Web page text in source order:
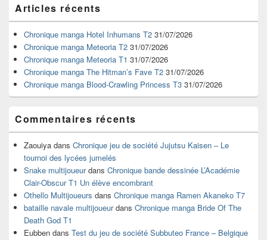
principale
de
widget
pour
barre
latérale
Articles récents
Chronique manga Hotel Inhumans T2 31/07/2026
Chronique manga Meteoria T2 31/07/2026
Chronique manga Meteoria T1 31/07/2026
Chronique manga The Hitman’s Fave T2 31/07/2026
Chronique manga Blood-Crawling Princess T3 31/07/2026
Commentaires récents
Zaouiya dans Chronique jeu de société Jujutsu Kaisen – Le
tournoi des lycées jumelés
Snake multijoueurdans Chronique bande dessinée L’Académie
Clair-Obscur T1 Un élève encombrant
Othello Multijoueurs dans Chronique manga Ramen Akaneko T7
bataille navale multijoueurdans Chronique manga Bride Of The
Death God T1
Eubben dans Test du jeu de société Subbuteo France – Belgique